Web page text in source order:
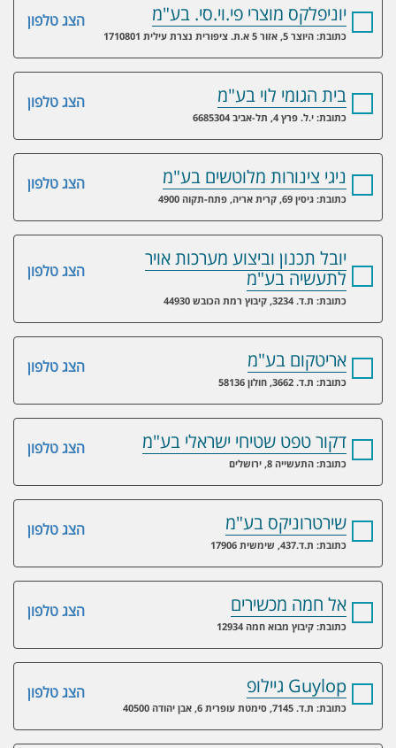
הצג טלפון יוניפלקס מוצרי פי.וי.סי. בע"מ
כתובת: היוצר 5, אזור 5 א.ת. ציפורית נצרת עילית 1710801
הצג טלפון בית הגומי לוי בע"מ
כתובת: י.ל. פרץ 4, תל-אביב 6685304
הצג טלפון ניגי צינורות מלוטשים בע"מ
כתובת: גיסין 69, קרית אריה, פתח-תקוה 4900
הצג טלפון
יובל תכנון וביצוע מערכות אויר
לתעשיה בע"מ
כתובת: ת.ד. 3234, קיבוץ רמת הכובש 44930
הצג טלפון אריטקום בע"מ
כתובת: ת.ד. 3662, חולון 58136
הצג טלפון דקור טפט שטיחי ישראלי בע"מ
כתובת: התעשייה 8, ירושלים
הצג טלפון שירטרוניקס בע"מ
כתובת: ת.ד.437, שימשית 17906
הצג טלפון אל חמה מכשירים
כתובת: קיבוץ מבוא חמה 12934
הצג טלפון Guylop גיילופ
כתובת: ת.ד. 7145, סימטת עופרית 6, אבן יהודה 40500